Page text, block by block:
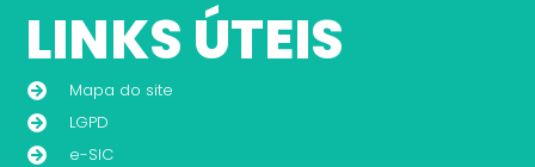
LINKS ÚTEIS
Mapa do site
LGPD
e-SIC